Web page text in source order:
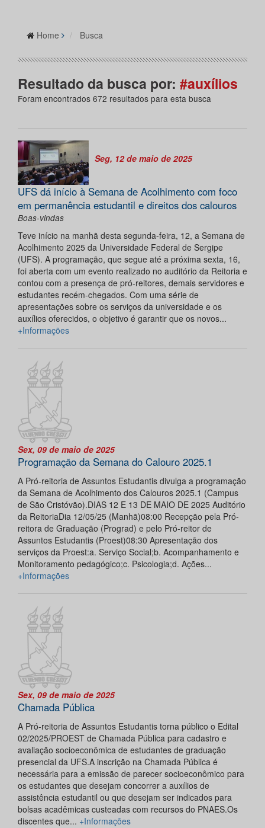
Home Busca
Resultado da busca por: #auxílios
Foram encontrados 672 resultados para esta busca
Seg, 12 de maio de 2025
UFS dá início à Semana de Acolhimento com foco
em permanência estudantil e direitos dos calouros
Boas-vindas
Teve início na manhã desta segunda-feira, 12, a Semana de
Acolhimento 2025 da Universidade Federal de Sergipe
(UFS). A programação, que segue até a próxima sexta, 16,
foi aberta com um evento realizado no auditório da Reitoria e
contou com a presença de pró-reitores, demais servidores e
estudantes recém-chegados. Com uma série de
apresentações sobre os serviços da universidade e os
auxílios oferecidos, o objetivo é garantir que os novos...
+Informações
Sex, 09 de maio de 2025
Programação da Semana do Calouro 2025.1
A Pró-reitoria de Assuntos Estudantis divulga a programação
da Semana de Acolhimento dos Calouros 2025.1 (Campus
de São Cristóvão).DIAS 12 E 13 DE MAIO DE 2025 Auditório
da ReitoriaDia 12/05/25 (Manhã)08:00 Recepção pela Pró-
reitora de Graduação (Prograd) e pelo Pró-reitor de
Assuntos Estudantis (Proest)08:30 Apresentação dos
serviços da Proest:a. Serviço Social;b. Acompanhamento e
Monitoramento pedagógico;c. Psicologia;d. Ações...
+Informações
Sex, 09 de maio de 2025
Chamada Pública
A Pró-reitoria de Assuntos Estudantis torna público o Edital
02/2025/PROEST de Chamada Pública para cadastro e
avaliação socioeconômica de estudantes de graduação
presencial da UFS.A inscrição na Chamada Pública é
necessária para a emissão de parecer socioeconômico para
os estudantes que desejam concorrer a auxílios de
assistência estudantil ou que desejam ser indicados para
bolsas acadêmicas custeadas com recursos do PNAES.Os
discentes que... +Informações